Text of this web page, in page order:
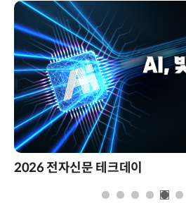
2026 전자신문 테크데이